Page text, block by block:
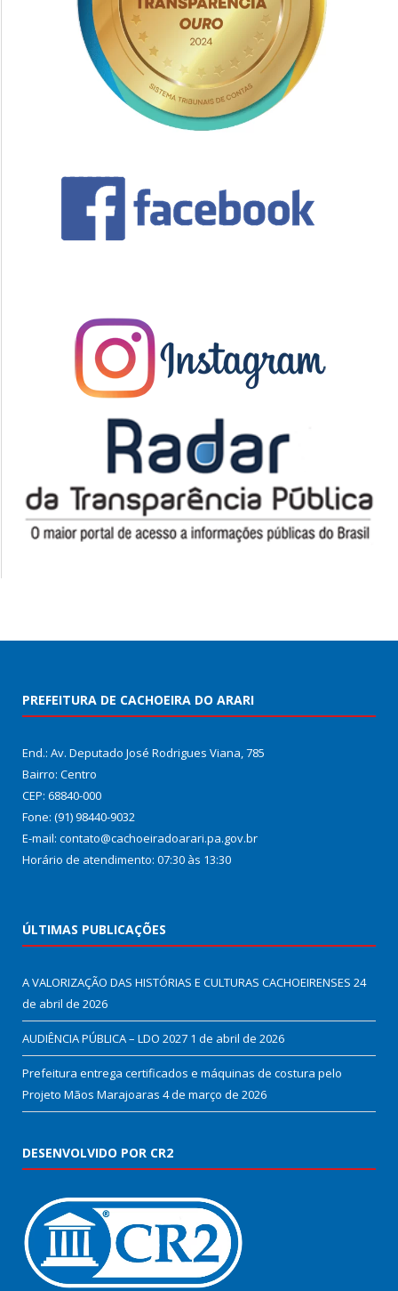
PREFEITURA DE CACHOEIRA DO ARARI
End.: Av. Deputado José Rodrigues Viana, 785
Bairro: Centro
CEP: 68840-000
Fone: (91) 98440-9032
E-mail: contato@cachoeiradoarari.pa.gov.br
Horário de atendimento: 07:30 às 13:30
ÚLTIMAS PUBLICAÇÕES
A VALORIZAÇÃO DAS HISTÓRIAS E CULTURAS CACHOEIRENSES 24
de abril de 2026
AUDIÊNCIA PÚBLICA – LDO 2027 1 de abril de 2026
Prefeitura entrega certificados e máquinas de costura pelo
Projeto Mãos Marajoaras 4 de março de 2026
DESENVOLVIDO POR CR2